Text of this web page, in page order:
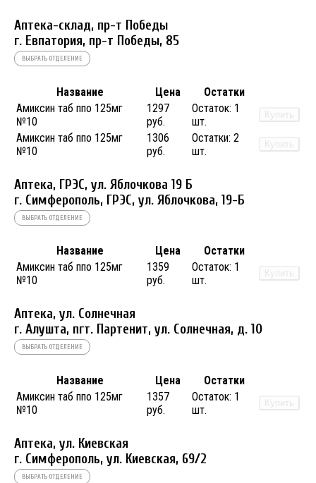
Аптека-склад, пр-т Победы
г. Евпатория, пр-т Победы, 85
ВЫБРАТЬ ОТДЕЛЕНИЕ
Название Цена
Остатки
Амиксин таб ппо 125мг
№10
1297
руб.
Остаток: 1
шт.
Купить
Амиксин таб ппо 125мг
№10
1306
руб.
Остатки: 2
шт.
Купить
Аптека, ГРЭС, ул. Яблочкова 19 Б
г. Симферополь, ГРЭС, ул. Яблочкова, 19-Б
ВЫБРАТЬ ОТДЕЛЕНИЕ
Название Цена
Остатки
Амиксин таб ппо 125мг
№10
1359
руб.
Остаток: 1
шт.
Купить
Аптека, ул. Солнечная
г. Алушта, пгт. Партенит, ул. Солнечная, д. 10
ВЫБРАТЬ ОТДЕЛЕНИЕ
Название Цена
Остатки
Амиксин таб ппо 125мг
№10
1357
руб.
Остаток: 1
шт.
Купить
Аптека, ул. Киевская
г. Симферополь, ул. Киевская, 69/2
ВЫБРАТЬ ОТДЕЛЕНИЕ